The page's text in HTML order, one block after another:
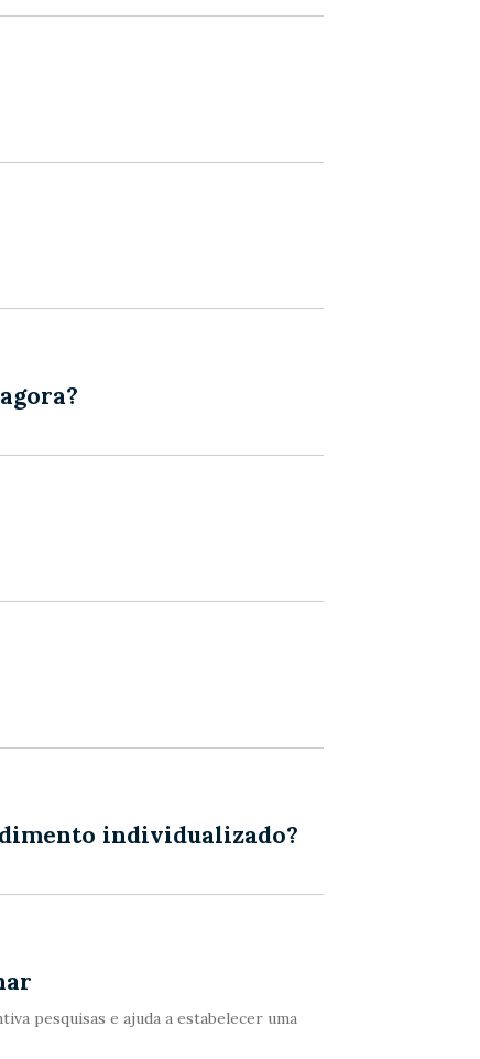
individualizado?
pesquisas e ajuda a estabelecer uma